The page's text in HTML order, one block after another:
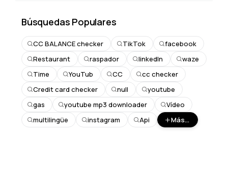
Búsquedas Populares
CC BALANCE checker TikTok
facebook
Restaurant
raspador linkedIn
waze
Time
YouTub CC
cc checker
Credit card checker
null
youtube
gas
youtube mp3 downloader
Vídeo
multilingüe
instagram Api Más...